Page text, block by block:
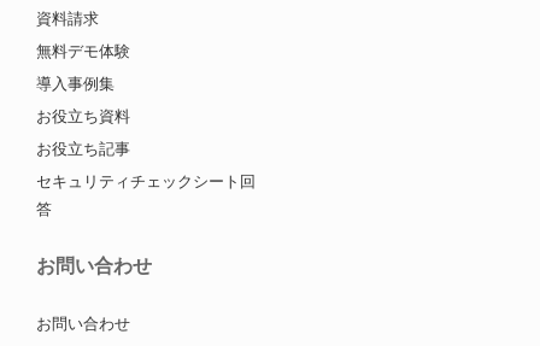
資料請求
無料デモ体験
導入事例集
お役立ち資料
お役立ち記事
セキュリティチェックシート回
答
お問い合わせ
お問い合わせ